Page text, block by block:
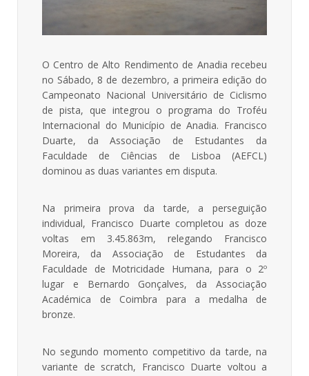
O Centro de Alto Rendimento de Anadia recebeu
no Sábado, 8 de dezembro, a primeira edição do
Campeonato Nacional Universitário de Ciclismo
de pista, que integrou o programa do Troféu
Internacional do Município de Anadia. Francisco
Duarte, da Associação de Estudantes da
Faculdade de Ciências de Lisboa (AEFCL)
dominou as duas variantes em disputa.
Na primeira prova da tarde, a perseguição
individual, Francisco Duarte completou as doze
voltas em 3.45.863m, relegando Francisco
Moreira, da Associação de Estudantes da
Faculdade de Motricidade Humana, para o 2º
lugar e Bernardo Gonçalves, da Associação
Académica de Coimbra para a medalha de
bronze.
No segundo momento competitivo da tarde, na
variante de scratch, Francisco Duarte voltou a